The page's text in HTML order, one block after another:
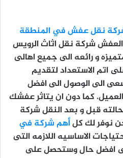
نقل عفش في المنطقة
شركة نقل اثاث الرويس
و رائعه الى جميع اهالى
اتم الاستعداد لتقديم
الى الوصول الى افضل
كما دون ان يتاثر عفشك
قبل و بعد النقل شركة
نوفر لك كلأهم شركة في
الاساسيه اللازمه التى
افضل حال وستحصل على